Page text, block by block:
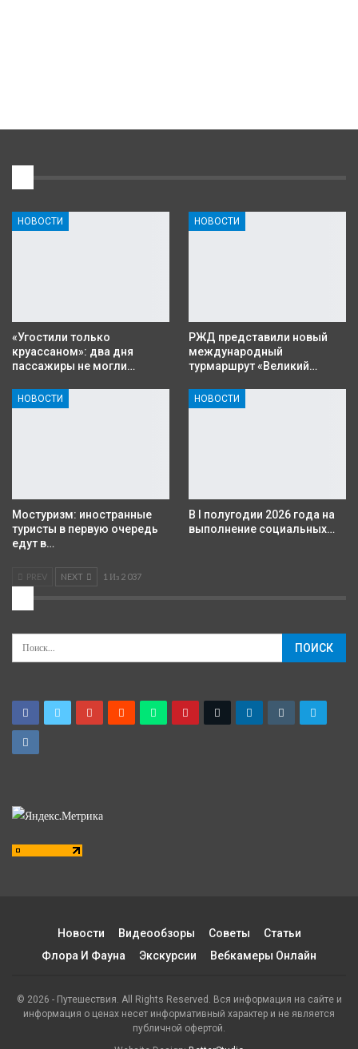
НОВОСТИ
«Угостили только
круассаном»: два дня
пассажиры не могли…
НОВОСТИ
РЖД представили новый
международный
турмаршрут «Великий…
НОВОСТИ
Мостуризм: иностранные
туристы в первую очередь
едут в…
НОВОСТИ
В I полугодии 2026 года на
выполнение социальных…
PREV NEXT 1 Из 2 037
Новости Видеообзоры Советы
Статьи
Флора И Фауна
Экскурсии Вебкамеры Онлайн
© 2026 - Путешествия. All Rights Reserved. Вся информация на сайте и
информация о ценах несет информативный характер и не является
публичной офертой.